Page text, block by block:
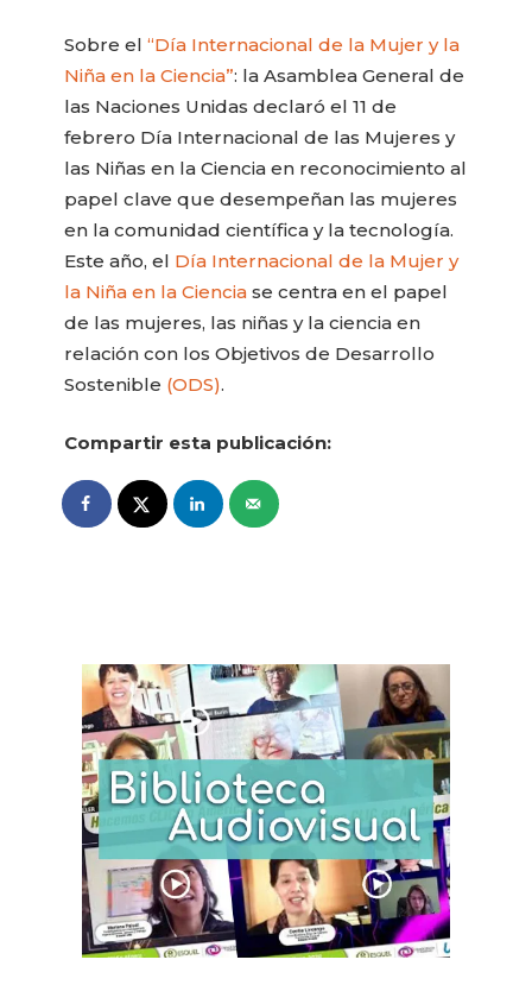
Sobre el“Día Internacional de la Mujer y la
Niña en la Ciencia”: la Asamblea General de
las Naciones Unidas declaró el 11 de
febrero Día Internacional de las Mujeres y
las Niñas en la Ciencia en reconocimiento al
papel clave que desempeñan las mujeres
en la comunidad científica y la tecnología.
Este año, el Día Internacional de la Mujer y
la Niña en la Ciencia se centra en el papel
de las mujeres, las niñas y la ciencia en
relación con los Objetivos de Desarrollo
Sostenible (ODS).
Compartir esta publicación: